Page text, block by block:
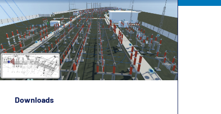
Downloads